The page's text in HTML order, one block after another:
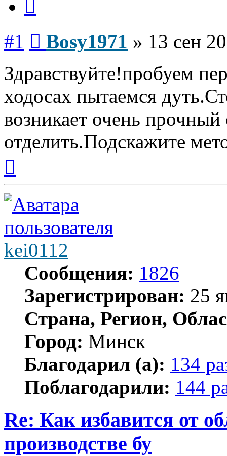
#1 Bosy1971 » 13 сен
Здравствуйте!пробуем
ходосах пытаемся
возникает очень
отделить.Подскажите
началу
kei0112
Сообщения: 1826
Зарегистрирован: 25
Страна, Регион,
Город: Минск
Благодарил (а): 134
Поблагодарили: 144
Re: Как избавится от
производстве бу